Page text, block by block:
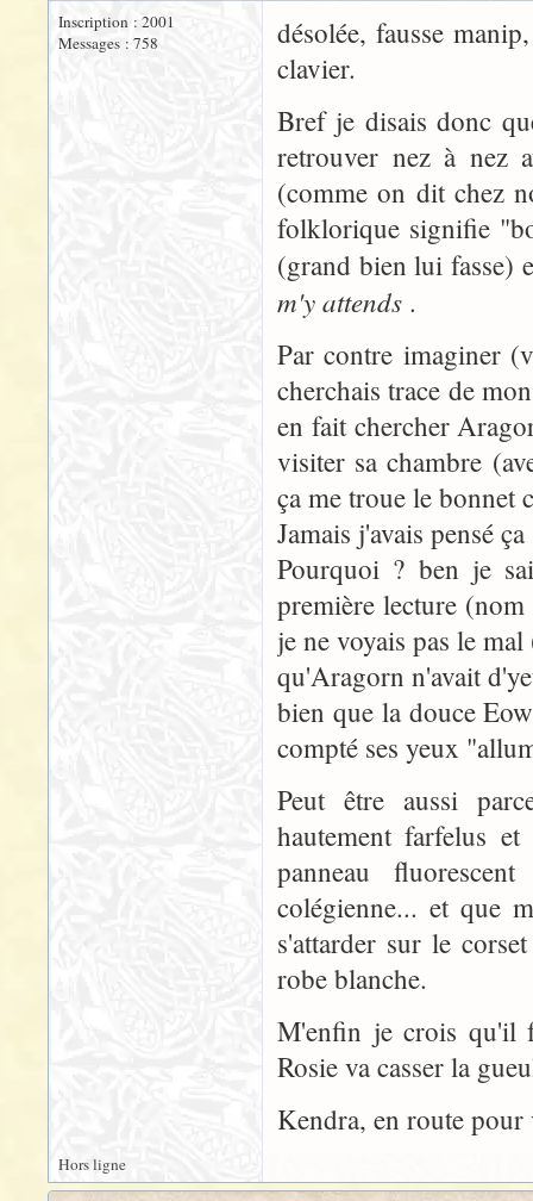
Inscription : 2001
Messages : 758
désolée, fausse
clavier.
Bref je disais donc
retrouver nez à nez
(comme on dit chez
folklorique signifie
(grand bien lui fasse)
m'y attends .
Par contre imaginer
cherchais trace de
en fait chercher
visiter sa chambre
ça me troue le bonnet
Jamais j'avais pensé
Pourquoi ? ben je
première lecture
je ne voyais pas le
qu'Aragorn n'avait
bien que la douce
compté ses yeux
Peut être aussi
hautement farfelus
panneau
colégienne... et que
s'attarder sur le
robe blanche.
M'enfin je crois qu'il
Rosie va casser la
Kendra, en route
Hors ligne